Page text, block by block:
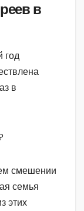
в
год
в
смешении
семья
этих